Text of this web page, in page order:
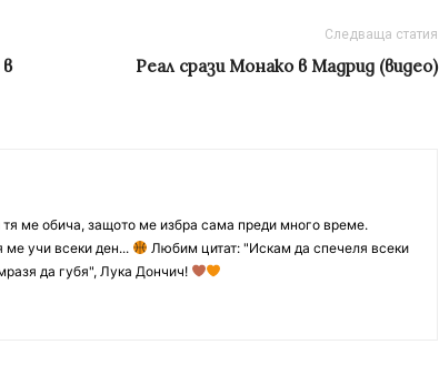
Следваща статия
Реал срази Монако в Мадрид (видео)
ме обича, защото ме избра сама преди много време.
ме учи всеки ден...
Любим цитат: "Искам да спечеля всеки
да губя", Лука Дончич!